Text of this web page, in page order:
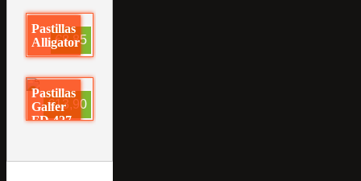
Pastillas
Alligator
€8,85
Pastillas
Galfer
FD 427
€13,90